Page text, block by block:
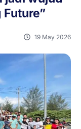
19 May 2026